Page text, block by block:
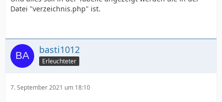
Datei "verzeichnis.php" ist.
basti1012
Erleuchteter
7. September 2021 um 18:10